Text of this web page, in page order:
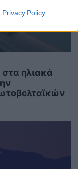
Privacy Policy
ηλιακά